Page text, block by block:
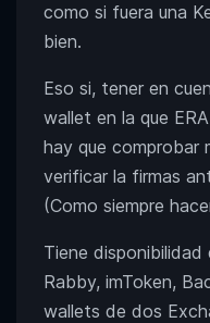
como si fuera una
bien.
Eso si, tener en
wallet en la que
hay que comprobar
verificar la firmas
(Como siempre
Tiene
Rabby, imToken,
wallets de dos